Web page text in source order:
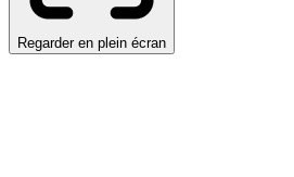
Regarder en plein écran